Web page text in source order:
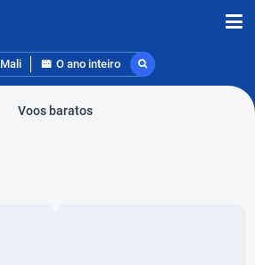
Mali O ano inteiro
Voos baratos